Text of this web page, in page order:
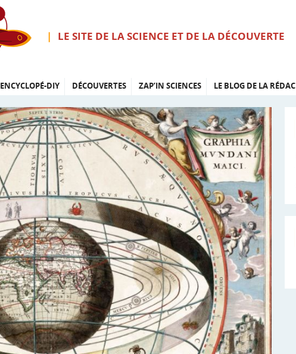
LE SITE DE LA SCIENCE ET DE LA DÉCOUVERTE
ENCYCLOPÉ-DIY DÉCOUVERTES ZAP’IN SCIENCES LE BLOG DE LA RÉDAC